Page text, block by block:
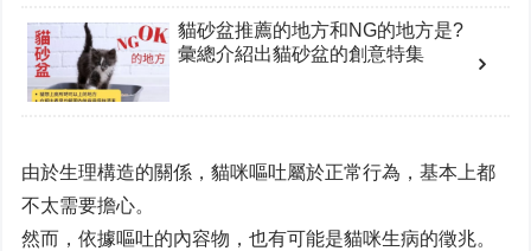
貓砂盆推薦的地方和NG的地方是?
彙總介紹出貓砂盆的創意特集
由於生理構造的關係，貓咪嘔吐屬於正常行為，基本上都
不太需要擔心。
然而，依據嘔吐的內容物，也有可能是貓咪生病的徵兆。